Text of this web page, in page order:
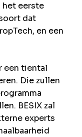
het eerste
dat
en een
een tiental
Die zullen
BESIX zal
experts